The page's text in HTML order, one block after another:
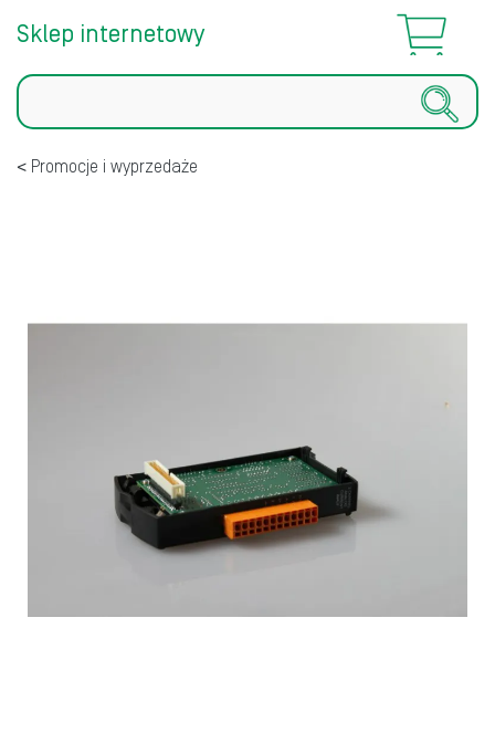
Sklep internetowy
Szukaj
Promocje i wyprzedaże